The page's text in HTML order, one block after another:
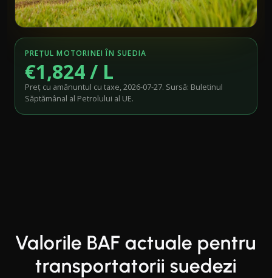
PREȚUL MOTORINEI ÎN SUEDIA
€1,824 / L
Preț cu amănuntul cu taxe, 2026-07-27. Sursă: Buletinul
Săptămânal al Petrolului al UE.
Valorile BAF actuale pentru
transportatorii suedezi